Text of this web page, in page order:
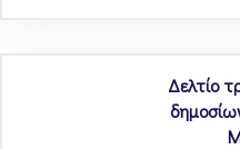
Δελτίο